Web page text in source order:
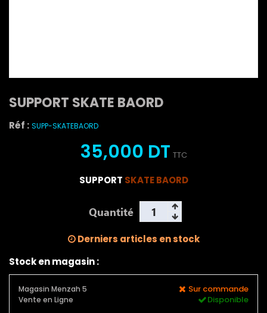
SUPPORT SKATE BAORD
Réf : SUPP-SKATEBAORD
35,000 DT TTC
SUPPORT SKATE BAORD
Quantité
Derniers articles en stock
Stock en magasin :
Magasin Menzah 5 Sur commande
Vente en Ligne Disponible